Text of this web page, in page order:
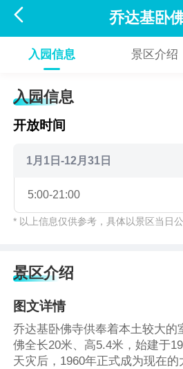
 乔达基卧
入园信息 景区介绍
入园信息
开放时间
1月1日-12月31日
5:00-21:00
* 以上信息仅供参考，具体以景区当日
景区介绍
图文详情
乔达基卧佛寺供奉着本土较大的
佛全长20米、高5.4米，始建于
天灾后，1960年正式成为现在